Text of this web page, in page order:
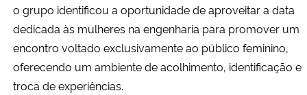
o grupo identificou a oportunidade de aproveitar a data
dedicada às mulheres na engenharia para promover um
encontro voltado exclusivamente ao público feminino,
oferecendo um ambiente de acolhimento, identificação e
troca de experiências.